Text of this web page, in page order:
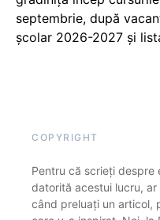
septembrie, după
școlar 2026-2027 și
COPYRIGHT
Pentru că scrieți despre
datorită acestui lucru,
când preluați un articol,